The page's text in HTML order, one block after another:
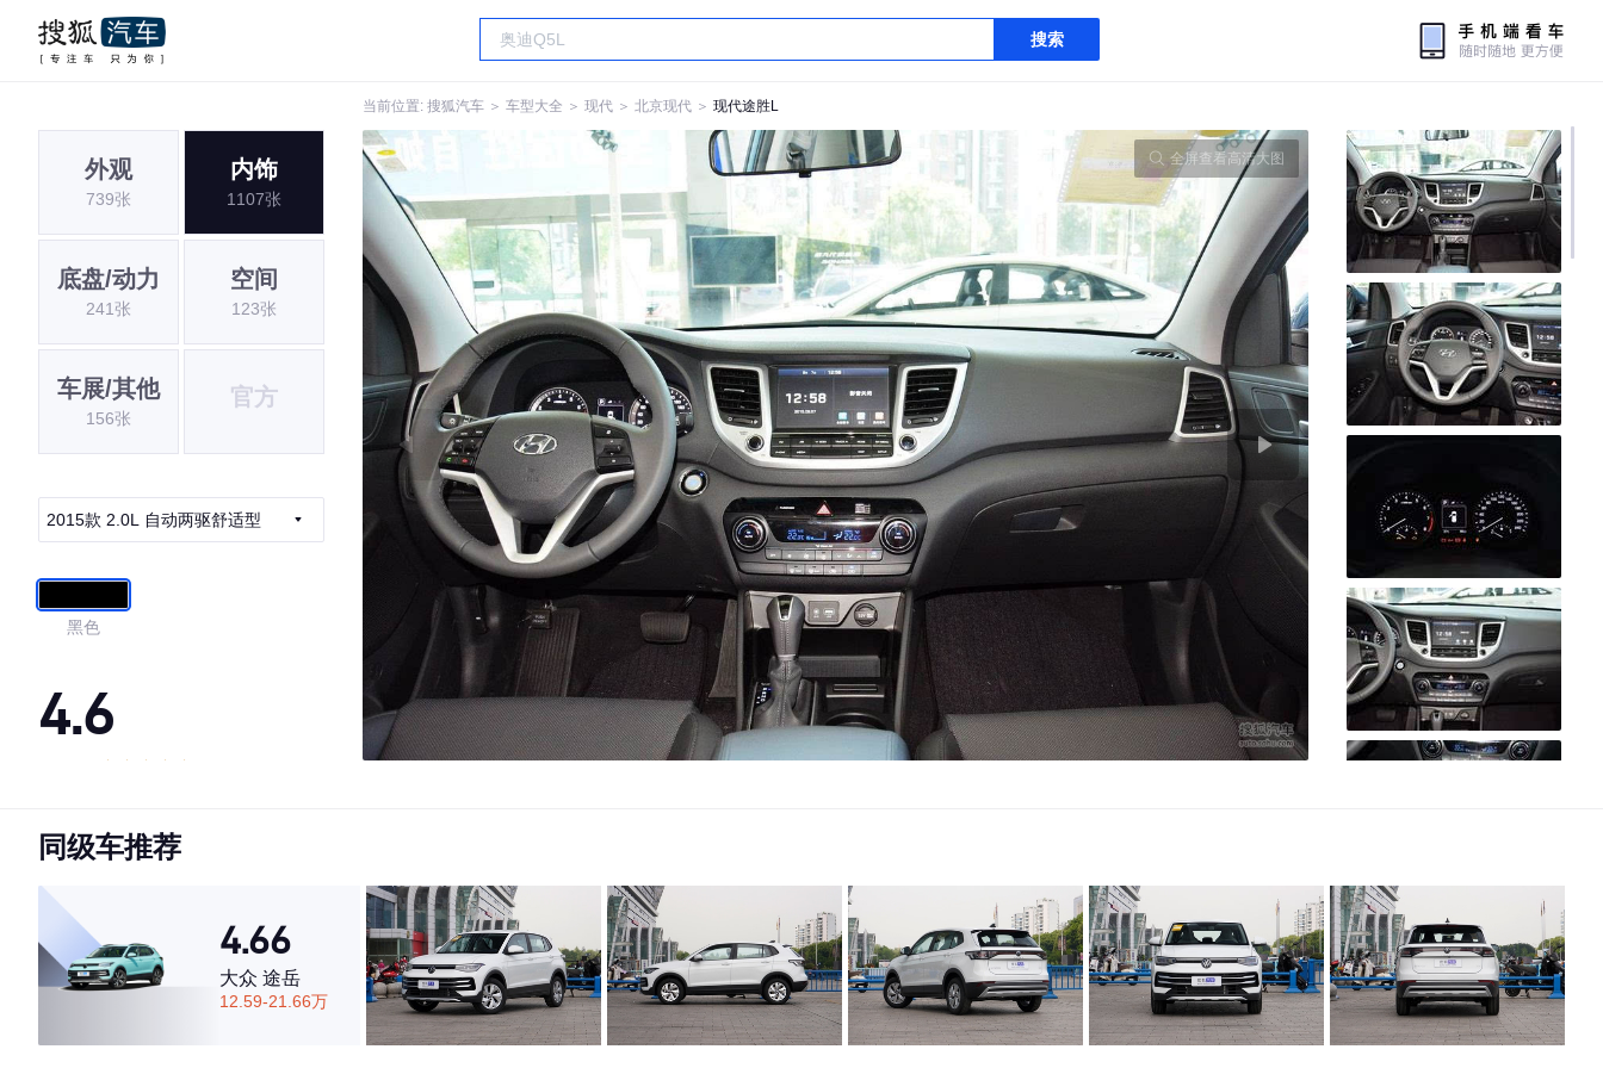
搜索
当前位置: 搜狐汽车 ＞ 车型大全 ＞ 现代 ＞ 北京现代 ＞ 现代途胜L
外观
739张
内饰
1107张
底盘/动力
241张
空间
123张
车展/其他
156张
官方
2015款 2.0L 自动两驱舒适型
黑色
4.6
·内饰表现一般，低于78%同级车
·空间表现一般，低于57%同级车
全屏查看高清大图
同级车推荐
4.66
大众 途岳
12.59-21.66万